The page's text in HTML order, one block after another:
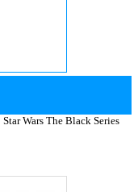
Star Wars The Black Series